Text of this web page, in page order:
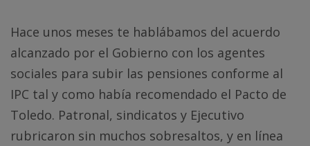
Hace unos meses te hablábamos del acuerdo
alcanzado por el Gobierno con los agentes
sociales para subir las pensiones conforme al
IPC tal y como había recomendado el Pacto de
Toledo. Patronal, sindicatos y Ejecutivo
rubricaron sin muchos sobresaltos, y en línea